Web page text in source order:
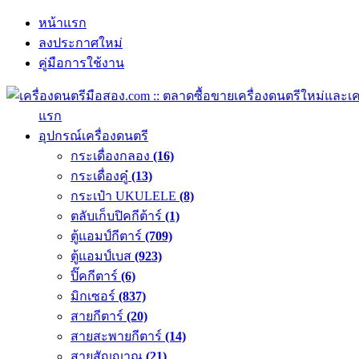
หน้าแรก
ลงประกาศใหม่
คู่มือการใช้งาน
แรก
อุปกรณ์เครื่องดนตรี
กระเดื่องกลอง (16)
กระเดื่องคู๋ (13)
กระเป๋า UKULELE (8)
ตลับเก็บปิคกีต้าร์ (1)
ตู้แอมป์กีตาร์ (709)
ตู้แอมป์เบส (923)
ปิ๊คกีตาร์ (6)
มิกเซอร์ (837)
สายกีตาร์ (20)
สายสะพายกีตาร์ (14)
สายสัญญาณ (21)